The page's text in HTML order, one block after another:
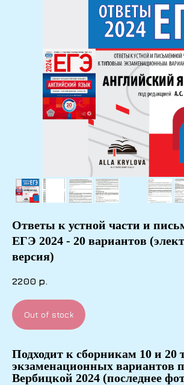
Ответы к устной части и
ЕГЭ 2024 - 20 вариантов
версия)
2200 р.
Out of stock
Подходит к сборникам 10 и 20
экзаменационных вариантов
Вербицкой 2024 (последнее